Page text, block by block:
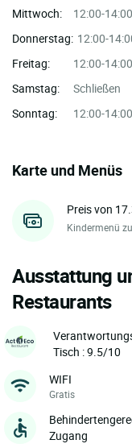
Mittwoch:
12:00-
Donnerstag: 12:00-
Freitag:
12:00-
Samstag:
Schließen
Sonntag:
12:00-14:00
Karte und Menüs
Preis von
Kindermenü
Ausstattung
Restaurants
Tisch : 9.5/10
WIFI
Gratis
Zugang